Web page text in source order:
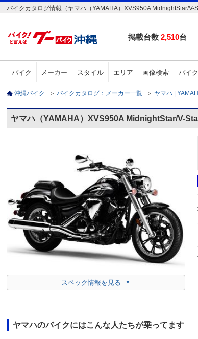
バイクカタログ情報（ヤマハ（YAMAHA）XVS950A MidnightStar/V-
掲載台数 2,510台
バイク メーカー スタイル エリア 画像検索 バイ
沖縄バイク ＞ バイクカタログ：メーカー一覧 ＞ ヤマハ |
ヤマハ（YAMAHA）XVS950A MidnightStar/V-
スペック情報を見る
ヤマハのバイクにはこんな人たちが乗ってます